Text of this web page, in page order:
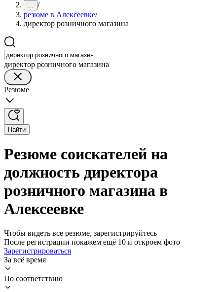
... /
резюме в Алексеевке/
директор розничного магазина
директор розничного магазина
Резюме
Найти
Резюме соискателей на
должность директора
розничного магазина в
Алексеевке
Чтобы видеть все резюме, зарегистрируйтесь
После регистрации покажем ещё 10 и откроем фото
Зарегистрироваться
За всё время
По соответствию